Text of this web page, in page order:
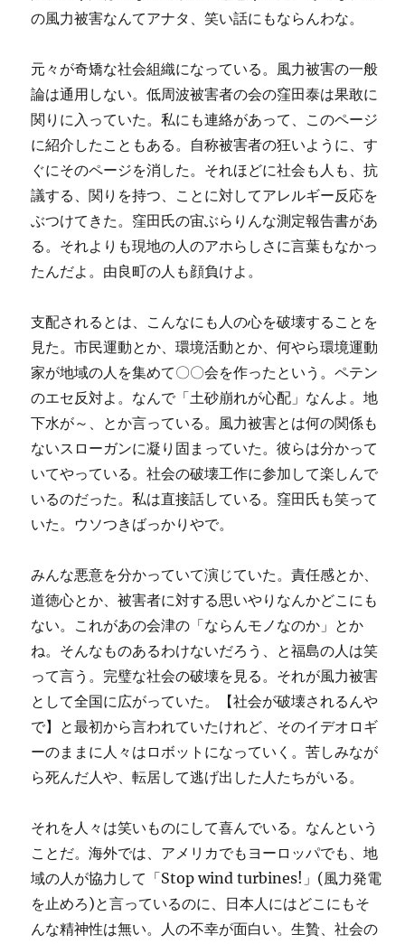
の風力被害なんてアナタ、笑い話にもならんわな。
元々が奇矯な社会組織になっている。風力被害の一般
論は通用しない。低周波被害者の会の窪田泰は果敢に
関りに入っていた。私にも連絡があって、このページ
に紹介したこともある。自称被害者の狂いように、す
ぐにそのページを消した。それほどに社会も人も、抗
議する、関りを持つ、ことに対してアレルギー反応を
ぶつけてきた。窪田氏の宙ぶらりんな測定報告書があ
る。それよりも現地の人のアホらしさに言葉もなかっ
たんだよ。由良町の人も顔負けよ。
支配されるとは、こんなにも人の心を破壊することを
見た。市民運動とか、環境活動とか、何やら環境運動
家が地域の人を集めて〇〇会を作ったという。ペテン
のエセ反対よ。なんで「土砂崩れが心配」なんよ。地
下水が～、とか言っている。風力被害とは何の関係も
ないスローガンに凝り固まっていた。彼らは分かって
いてやっている。社会の破壊工作に参加して楽しんで
いるのだった。私は直接話している。窪田氏も笑って
いた。ウソつきばっかりやで。
みんな悪意を分かっていて演じていた。責任感とか、
道徳心とか、被害者に対する思いやりなんかどこにも
ない。これがあの会津の「ならんモノなのか」とか
ね。そんなものあるわけないだろう、と福島の人は笑
って言う。完璧な社会の破壊を見る。それが風力被害
として全国に広がっていた。【社会が破壊されるんや
で】と最初から言われていたけれど、そのイデオロギ
ーのままに人々はロボットになっていく。苦しみなが
ら死んだ人や、転居して逃げ出した人たちがいる。
それを人々は笑いものにして喜んでいる。なんという
ことだ。海外では、アメリカでもヨーロッパでも、地
域の人が協力して「Stop wind turbines!」(風力発電
を止めろ)と言っているのに、日本人にはどこにもそ
んな精神性は無い。人の不幸が面白い。生贄、社会の